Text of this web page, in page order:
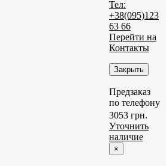
Тел:
+38(095)123
63 66
Перейти на
Контакты
Закрыть
Предзаказ
по телефону
3053 грн.
Уточнить
наличие
×